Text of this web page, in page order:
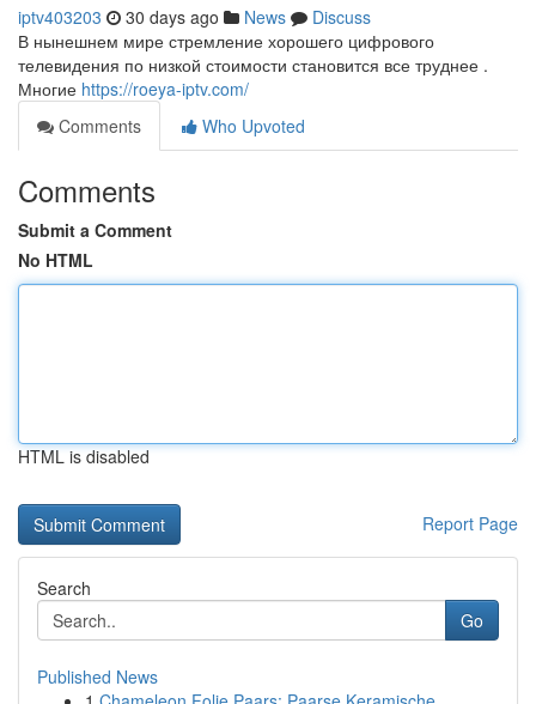
iptv403203 30 days ago News
Discuss
В нынешнем мире стремление хорошего цифрового
телевидения по низкой стоимости становится все труднее .
Многие https://roeya-iptv.com/
Comments
Who Upvoted
Comments
Submit a Comment
No HTML
HTML is disabled
Report Page
Search
Go
Published News